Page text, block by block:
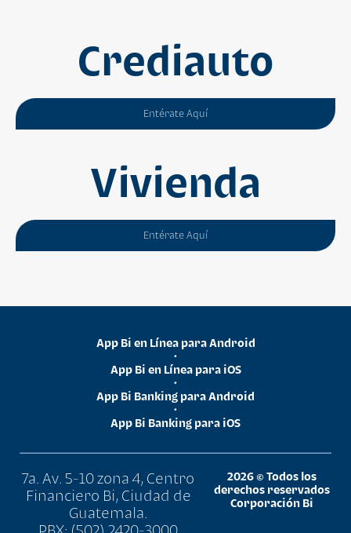
Crediauto
Entérate Aquí
Vivienda
Entérate Aquí
App Bi en Línea para Android
•
App Bi en Línea para iOS
•
App Bi Banking para Android
•
App Bi Banking para iOS
7a. Av. 5-10 zona 4, Centro
Financiero Bi, Ciudad de
Guatemala.
2026 © Todos los
derechos reservados
Corporación Bi